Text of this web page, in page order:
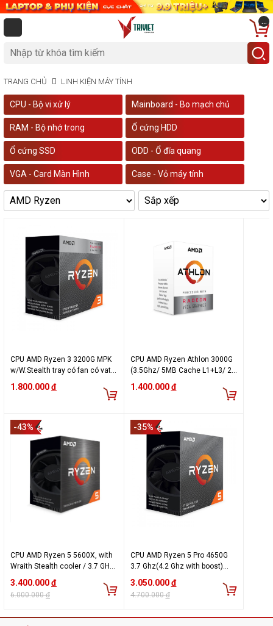
...
TRANG CHỦ LINH KIỆN MÁY TÍNH
CPU - Bộ vi xử lý Mainboard - Bo mạch chủ
RAM - Bộ nhớ trong Ổ cứng HDD
Ổ cứng SSD ODD - Ổ đĩa quang
VGA - Card Màn Hình Case - Vỏ máy tính
CPU AMD Ryzen 3 3200G MPK
w/W.Stealth tray có fan có vat
(hãng)
1.800.000đ
CPU AMD Ryzen Athlon 3000G
(3.5Ghz/ 5MB Cache L1+L3/ 2
Core/ 4 Threads/ Socket AM4)
1.400.000đ
-43%
CPU AMD Ryzen 5 5600X, with
Wraith Stealth cooler / 3.7 GHz
(4.6GHz Max Boost) / 35MB
Cache / 6 cores, 12 threads /
65W / Socket AM4
3.400.000đ
6.000.000đ
-35%
CPU AMD Ryzen 5 Pro 4650G
3.7 Ghz(4.2 Ghz with boost)
11MB/6 Core 12 Threads/
socket AM4
3.050.000đ
4.700.000đ